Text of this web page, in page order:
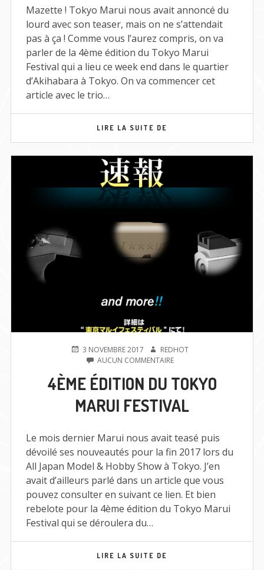
DE
NOUVEAUTÉS
Mazette ! Tokyo Marui nous avait annoncé du
lourd avec son teaser, mais on ne s’attendait
pas à ça ! Comme vous l’aurez compris, on va
parler de la 4ème édition du Tokyo Marui
Festival qui a lieu ce week end dans le quartier
d’Akihabara à Tokyo. On va commencer cet
article avec le trio…
LIRE LA SUITE DE
NOUVEAUTÉS
PUBLIÉ3 NOVEMBRE 2017 AUTEUR
REDHOT
AUCUN COMMENTAIRESUR
ÉDITION
DU
TOKYO
MARUI
4ÈME ÉDITION DU TOKYO
MARUI FESTIVAL
Le mois dernier Marui nous avait teasé puis
dévoilé ses nouveautés pour la fin 2017 lors du
All Japan Model & Hobby Show à Tokyo. J’en
avait d’ailleurs parlé dans un article que vous
pouvez consulter en suivant ce lien. Et bien
rebelote pour la 4ème édition du Tokyo Marui
Festival qui se déroulera du…
LIRE LA SUITE DE